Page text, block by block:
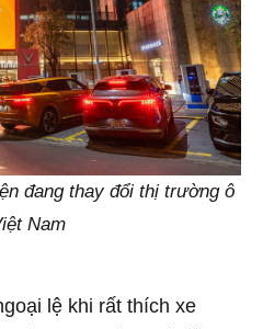
đang thay đổi thị trường ô
Nam
lệ khi rất thích xe